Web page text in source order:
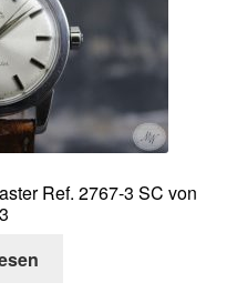
Ref. 2767-3 SC von